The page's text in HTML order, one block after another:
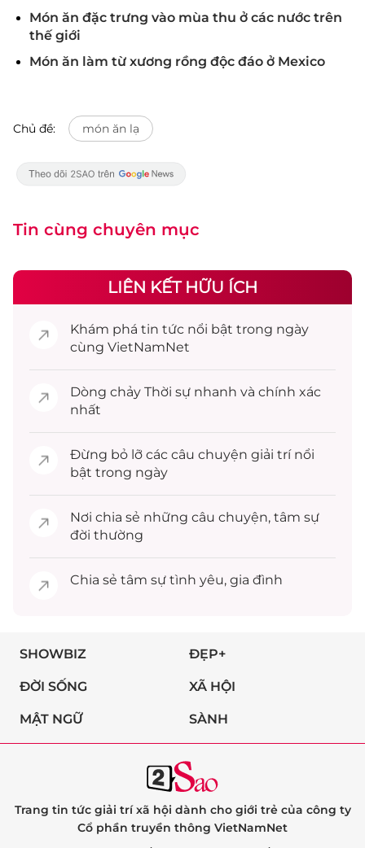
Món ăn đặc trưng vào mùa thu ở các nước trên
thế giới
Món ăn làm từ xương rồng độc đáo ở Mexico
Chủ đề: món ăn lạ
Tin cùng chuyên mục
LIÊN KẾT HỮU ÍCH
Khám phá tin tức nổi bật trong ngày
cùng VietNamNet
Dòng chảy Thời sự nhanh và chính xác
nhất
Đừng bỏ lỡ các câu chuyện giải trínổi
bật trong ngày
Nơi chia sẻ những câu chuyện, tâm sự
đời thường
Chia sẻ tâm sự tình yêu, gia đình
SHOWBIZ ĐẸP+
ĐỜI SỐNG XÃ HỘI
MẬT NGỮ SÀNH
Trang tin tức giải trí xã hội dành cho giới trẻ của công ty
Cổ phần truyền thông VietNamNet